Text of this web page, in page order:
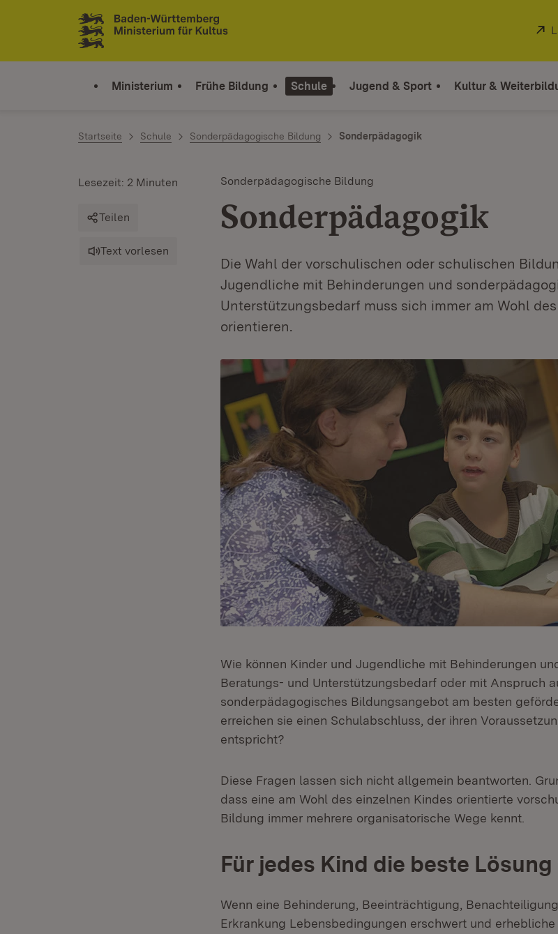
Zum Inhalt springen
Link zur Startseite
Ministerium Frühe Bildung Schule Jugend & Sport Kultur &
Startseite Schule Sonderpädagogische Bildung Sonderpädagogik
Sonderpädagogische Bildung
Sonderpädagogik
Die Wahl der vorschulischen oder schulischen
Jugendliche mit Behinderungen und
Unterstützungsbedarf muss sich immer am Wohl
orientieren.
Lesezeit: 2 Minuten
Teilen
Text vorlesen
Wie können Kinder und Jugendliche mit Behinderungen
Beratungs- und Unterstützungsbedarf oder mit Anspruch
sonderpädagogisches Bildungsangebot am besten
erreichen sie einen Schulabschluss, der ihren
entspricht?
Diese Fragen lassen sich nicht allgemein beantworten.
dass eine am Wohl des einzelnen Kindes orientierte
Bildung immer mehrere organisatorische Wege kennt.
Für jedes Kind die beste
Wenn eine Behinderung, Beeinträchtigung,
Erkrankung Lebensbedingungen erschwert und